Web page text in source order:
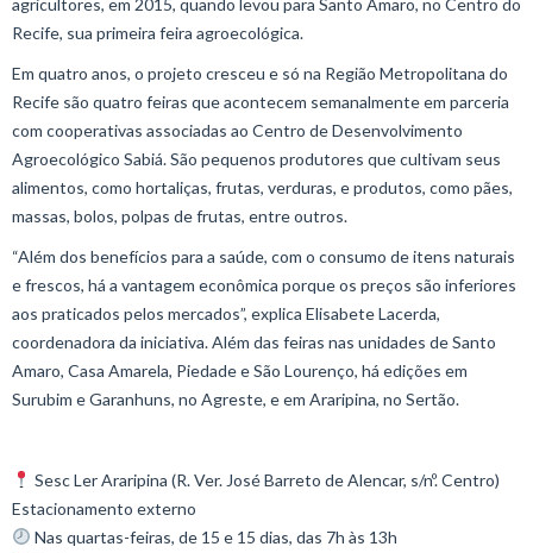
Recife, sua primeira feira agroecológica.
Em quatro anos, o projeto cresceu e só na Região Metropolitana do
Recife são quatro feiras que acontecem semanalmente em parceria
com cooperativas associadas ao Centro de Desenvolvimento
Agroecológico Sabiá. São pequenos produtores que cultivam seus
alimentos, como hortaliças, frutas, verduras, e produtos, como pães,
massas, bolos, polpas de frutas, entre outros.
“Além dos benefícios para a saúde, com o consumo de itens naturais
e frescos, há a vantagem econômica porque os preços são inferiores
aos praticados pelos mercados”, explica Elisabete Lacerda,
coordenadora da iniciativa. Além das feiras nas unidades de Santo
Amaro, Casa Amarela, Piedade e São Lourenço, há edições em
Surubim e Garanhuns, no Agreste, e em Araripina, no Sertão.
Sesc Ler Araripina (R. Ver. José Barreto de Alencar, s/nº. Centro)
Estacionamento externo ⠀
Nas quartas-feiras, de 15 e 15 dias, das 7h às 13h⠀